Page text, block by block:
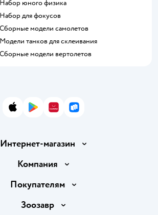
Набор юного физика
Набор для фокусов
Сборные модели самолетов
Модели танков для склеивания
Сборные модели вертолетов
App StoreGoogle Play
AppGallery
RuStore
Интернет-магазин
Доставка и оплата
Обмен и возврат товара
Правила продажи
Компания
О компании
Инвесторам
Покупателям
Бонусные карты
Зоозавр